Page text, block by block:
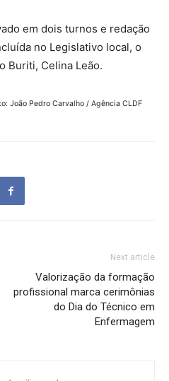
em dois turnos e redação
no Legislativo local, o
Buriti, Celina Leão.
João Pedro Carvalho / Agência CLDF
Next article
Valorização da formação
profissional marca cerimônias
do Dia do Técnico em
Enfermagem